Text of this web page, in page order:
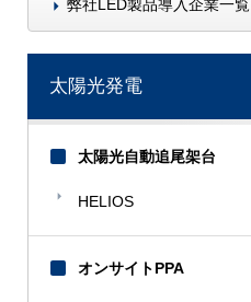
弊社LED製品導入企業一覧
JR北海道
JR貨物（東京貨物開発）
NHK
TSUTAYA
TOTO
太陽光発電
太陽光自動追尾架台
HELIOS
オンサイトPPA